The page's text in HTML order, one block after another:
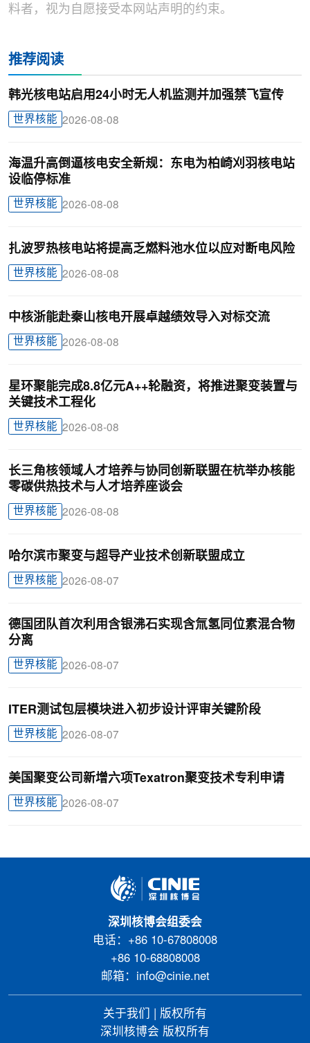
料者，视为自愿接受本网站声明的约束。
推荐阅读
韩光核电站启用24小时无人机监测并加强禁飞宣传
世界核能 2026-08-08
海温升高倒逼核电安全新规：东电为柏崎刈羽核电站
设临停标准
世界核能 2026-08-08
扎波罗热核电站将提高乏燃料池水位以应对断电风险
世界核能 2026-08-08
中核浙能赴秦山核电开展卓越绩效导入对标交流
世界核能 2026-08-08
星环聚能完成8.8亿元A++轮融资，将推进聚变装置与
关键技术工程化
世界核能 2026-08-08
长三角核领域人才培养与协同创新联盟在杭举办核能
零碳供热技术与人才培养座谈会
世界核能 2026-08-08
哈尔滨市聚变与超导产业技术创新联盟成立
世界核能 2026-08-07
德国团队首次利用含银沸石实现含氚氢同位素混合物
分离
世界核能 2026-08-07
ITER测试包层模块进入初步设计评审关键阶段
世界核能 2026-08-07
美国聚变公司新增六项Texatron聚变技术专利申请
世界核能 2026-08-07
深圳核博会组委会
电话：+86 10-67808008
+86 10-68808008
邮箱：info@cinie.net
关于我们
版权所有
深圳核博会 版权所有